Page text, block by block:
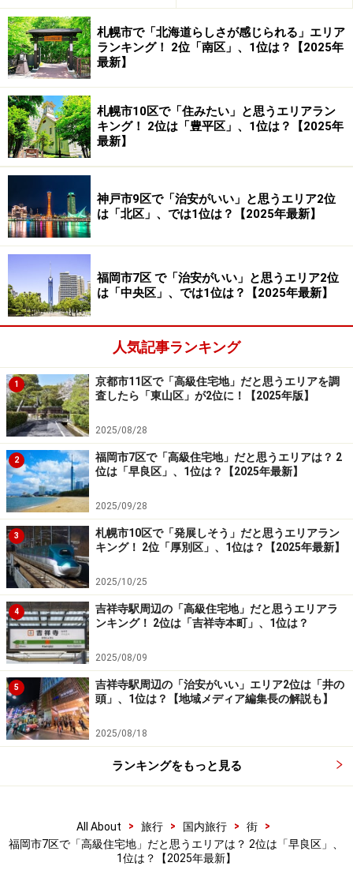
1位は中央区でした。中央区は九州地方の経済、文化、
商業の中心地であり、企業オフィスやデパートが集中す
るエリアです。その一方で、広大な大濠公園周辺は、福
岡でも有数の高級住宅街として知られています。この地
域は「地価が高い」というイメージが強く、それが今回
のランキング結果につながったようです。
回答者からは「家賃が高いイメージがあるから」（20代
女性／長野県）、「地価が高そうだから」（40代女性／
佐賀県）、「住宅地か？とは思いますが、素敵なマンシ
ョンが多いと思います」（50代男性／長崎県）などのコ
メントが寄せられていました。
＞【全結果を見る】 福岡市7区で「高級住宅地」と思う
エリア
福岡に詳しい京極さん「中央区には“格と憧
れ”」
福岡市の高級住宅地として特に注目されているのが、中
央区と早良区です。
中央区は、大濠・赤坂・薬院を中心に、洗練された街並
みと地価の高さが特徴で、「上質な暮らし」の象徴とさ
れています。大濠公園周辺には高級マンションや邸宅が
立ち並び、都心でありながら緑と静けさを享受できるぜ
いたくな環境が広がります。教育・医療・文化施設も充
実しており、薬院駅周辺では地下鉄七隈線の延伸や商業
施設の充実により、交通利便性もさらに高まりました。
一方、早良区は市内最大の面積を持ち、都市機能と自然
が共存する多彩な魅力を備えたエリアです。西新・藤崎
は文教・商業・交通の拠点として人気があり、駅直結の
複合施設「PRALIVA」の開業以降、利便性と快適性が向
上。シーサイドももちの近代的な街並みや、室見川・脊
振山系の自然、南部の田園風景なども含め、幅広い世代
中央区が「格と憧れ」、早良区は「暮らしやすさと安心
感」。それぞれ異なる魅力を持ち、生活者の価値観やラ
札幌市で「北海道らしさが感じられる」エリア
ランキング！ 2位「南区」、1位は？【2025年
最新】
札幌市10区で「住みたい」と思うエリアラン
キング！ 2位は「豊平区」、1位は？【2025年
最新】
神戸市9区で「治安がいい」と思うエリア2位
は「北区」、では1位は？【2025年最新】
福岡市7区 で「治安がいい」と思うエリア2位
は「中央区」、では1位は？【2025年最新】
人気記事ランキング
1
京都市11区で「高級住宅地」だと思うエリアを調
査したら「東山区」が2位に！【2025年版】
2025/08/28
2
福岡市7区で「高級住宅地」だと思うエリアは？ 2
位は「早良区」、1位は？【2025年最新】
2025/09/28
3
札幌市10区で「発展しそう」だと思うエリアラン
キング！ 2位「厚別区」、1位は？【2025年最新】
2025/10/25
4
吉祥寺駅周辺の「高級住宅地」だと思うエリアラ
ンキング！ 2位は「吉祥寺本町」、1位は？
2025/08/09
5
吉祥寺駅周辺の「治安がいい」エリア2位は「井の
頭」、1位は？【地域メディア編集長の解説も】
2025/08/18
ランキングをもっと見る
All About > 旅行 > 国内旅行 > 街
>
福岡市7区で「高級住宅地」だと思うエリアは？ 2位は「早良区」、
1位は？【2025年最新】